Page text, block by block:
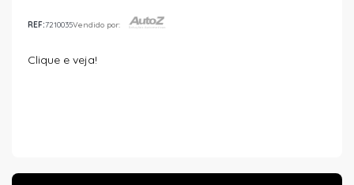
REF:7210035Vendido por:
Clique e veja!